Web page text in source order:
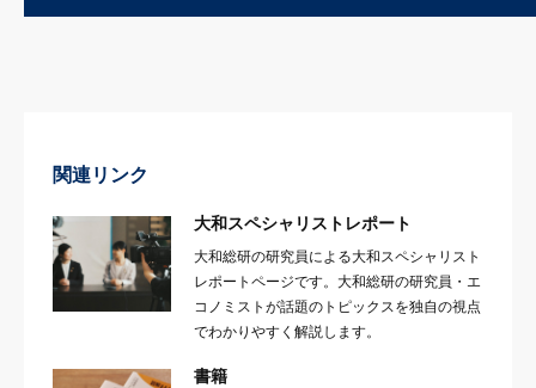
関連リンク
大和スペシャリストレポート
大和総研の研究員による大和スペシャリスト
レポートページです。大和総研の研究員・エ
コノミストが話題のトピックスを独自の視点
でわかりやすく解説します。
書籍